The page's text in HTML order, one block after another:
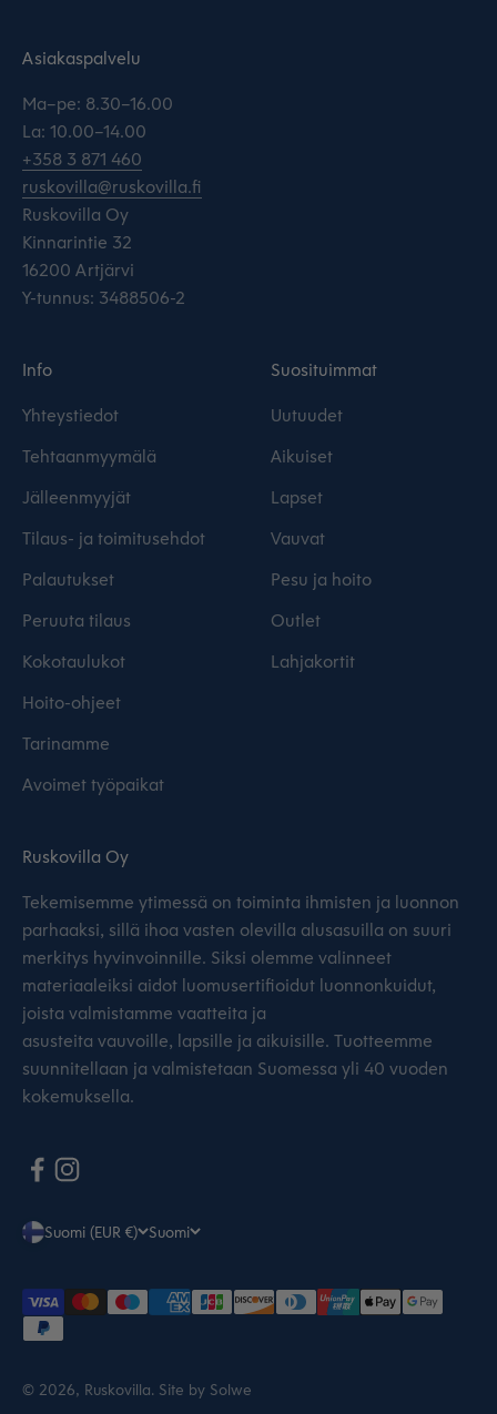
Asiakaspalvelu
Ma–pe: 8.30–16.00
La: 10.00–14.00
+358 3 871 460
ruskovilla@ruskovilla.fi
Ruskovilla Oy
Kinnarintie 32
16200 Artjärvi
Y-tunnus: 3488506-2
Info
Yhteystiedot
Tehtaanmyymälä
Jälleenmyyjät
Tilaus- ja toimitusehdot
Palautukset
Peruuta tilaus
Kokotaulukot
Hoito-ohjeet
Tarinamme
Avoimet työpaikat
Suosituimmat
Uutuudet
Aikuiset
Lapset
Vauvat
Pesu ja hoito
Outlet
Lahjakortit
Ruskovilla Oy
Tekemisemme ytimessä on toiminta ihmisten ja luonnon
parhaaksi, sillä ihoa vasten olevilla alusasuilla on suuri
merkitys hyvinvoinnille. Siksi olemme valinneet
materiaaleiksi aidot luomusertifioidut luonnonkuidut,
joista valmistamme vaatteita ja
asusteita vauvoille, lapsille ja aikuisille. Tuotteemme
suunnitellaan ja valmistetaan Suomessa yli 40 vuoden
kokemuksella.
Suomi (EUR €) Suomi
© 2026, Ruskovilla. Site by Solwe